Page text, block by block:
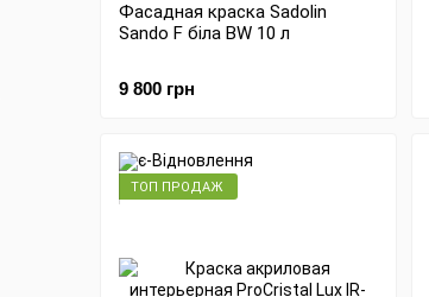
Фасадная краска Sadolin
Sando F біла BW 10 л
9 800 грн
ТОП ПРОДАЖ